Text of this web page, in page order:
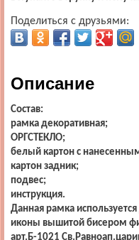
Поделиться с друзьями:
Описание
Состав:
рамка декоративная;
ОРГСТЕКЛО;
белый картон с
картон задник;
подвес;
инструкция.
Данная рамка
иконы вышитой бисером
арт.Б-1021